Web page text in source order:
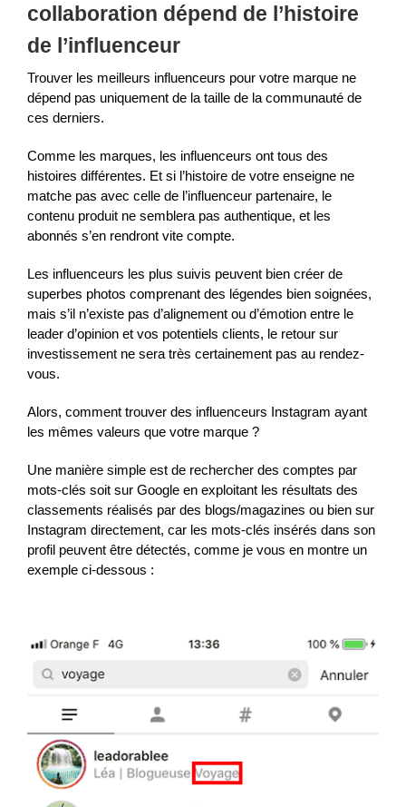
collaboration dépend de l’histoire
de l’influenceur
Trouver les meilleurs influenceurs pour votre marque ne
dépend pas uniquement de la taille de la communauté de
ces derniers.
Comme les marques, les influenceurs ont tous des
histoires différentes. Et si l’histoire de votre enseigne ne
matche pas avec celle de l’influenceur partenaire, le
contenu produit ne semblera pas authentique, et les
abonnés s’en rendront vite compte.
Les influenceurs les plus suivis peuvent bien créer de
superbes photos comprenant des légendes bien soignées,
mais s’il n’existe pas d’alignement ou d’émotion entre le
leader d’opinion et vos potentiels clients, le retour sur
investissement ne sera très certainement pas au rendez-
vous.
Alors, comment trouver des influenceurs Instagram ayant
les mêmes valeurs que votre marque ?
Une manière simple est de rechercher des comptes par
mots-clés soit sur Google en exploitant les résultats des
classements réalisés par des blogs/magazines ou bien sur
Instagram directement, car les mots-clés insérés dans son
profil peuvent être détectés, comme je vous en montre un
exemple ci-dessous :